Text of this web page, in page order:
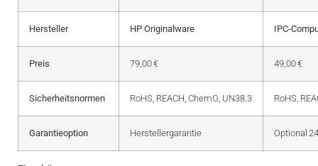
Hersteller HP Originalware
Preis 79,00 € 49,00 €
Sicherheitsnormen RoHS, REACH, ChemG, UN38.3 RoHS,
Garantieoption Herstellergarantie Optional